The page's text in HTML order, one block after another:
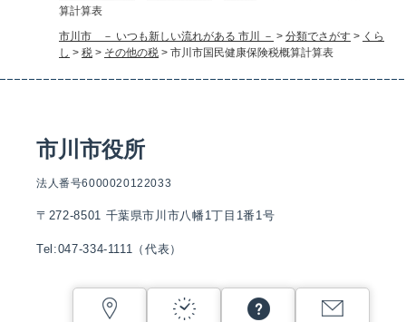
算計算表
市川市 － いつも新しい流れがある 市川 － > 分類でさがす > くら
し > 税 > その他の税 > 市川市国民健康保険税概算計算表
市川市役所
法人番号6000020122033
〒272-8501 千葉県市川市八幡1丁目1番1号
Tel:047-334-1111（代表）